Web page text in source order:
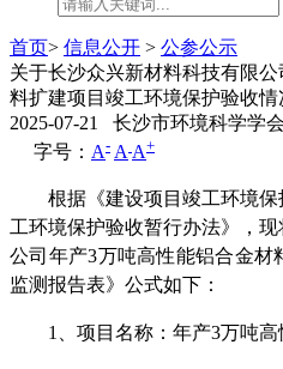
首页> 信息公开 > 公参公示
关于长沙众兴新材料科技有限
料扩建项目竣工环境保护验收情
2025-07-21 长沙市环境科学学
字号： A- A A+
根据《建设项目竣工环境保
工环境保护验收暂行办法》，现
公司年产3万吨高性能铝合金材
监测报告表》 公式如下：
1、 项目名称：年产3万吨高